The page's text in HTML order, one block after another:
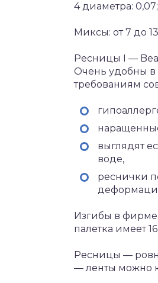
4 диаметра: 0,07;
Миксы: от 7 до
Ресницы I —
Очень удобны в
требованиям
выглядят
воде,
реснички
Изгибы в фирме
палетка имеет
Ресницы —
— ленты можно